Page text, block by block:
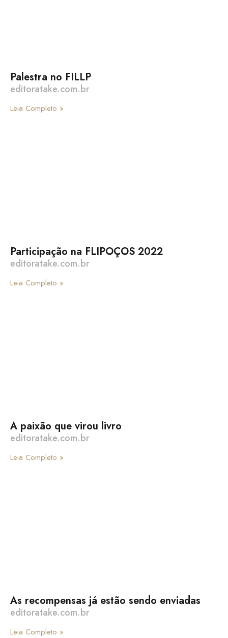
Palestra no FILLP
editoratake.com.br
Leia Completo »
Participação na FLIPOÇOS 2022
editoratake.com.br
Leia Completo »
A paixão que virou livro
editoratake.com.br
Leia Completo »
As recompensas já estão sendo enviadas
editoratake.com.br
Leia Completo »